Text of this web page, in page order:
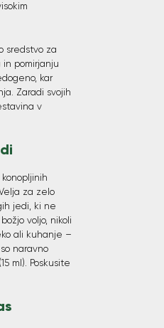
sredstvo za
pomirjanju
kar
Zaradi svojih
v
za zelo
jedi, ki ne
voljo, nikoli
ali kuhanje –
naravno
ml). Poskusite